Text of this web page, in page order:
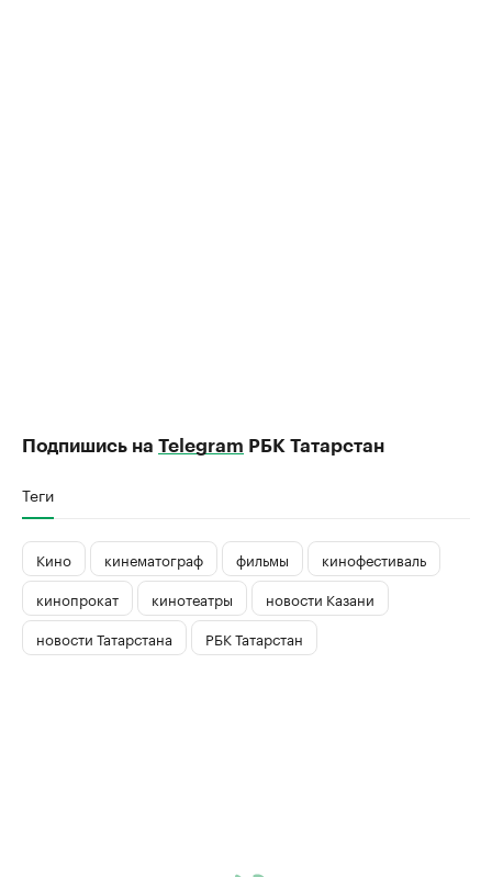
Подпишись на Telegram РБК Татарстан
Теги
Кино кинематограф фильмы
кинофестиваль
кинопрокат
кинотеатры
новости Казани
новости Татарстана
РБК Татарстан